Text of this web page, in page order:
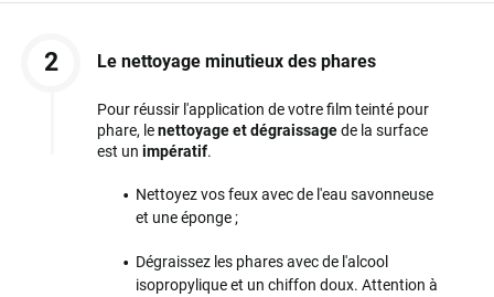
2 Le nettoyage minutieux des phares
Pour réussir l'application de votre film teinté pour
phare, lenettoyage et dégraissagede la surface
est unimpératif.
Nettoyez vos feux avec de l'eau savonneuse
et une éponge ;
Dégraissez les phares avec de l'alcool
isopropylique et un chiffon doux. Attention à